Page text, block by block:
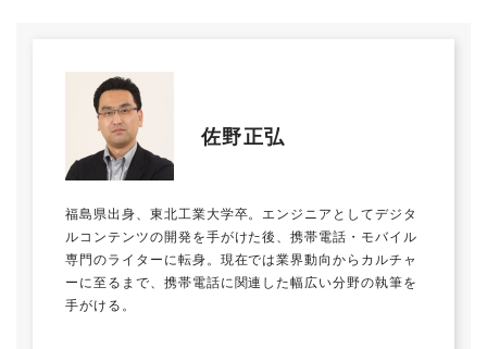
佐野正弘
福島県出身、東北工業大学卒。エンジニアとしてデジタ
ルコンテンツの開発を手がけた後、携帯電話・モバイル
専門のライターに転身。現在では業界動向からカルチャ
ーに至るまで、携帯電話に関連した幅広い分野の執筆を
手がける。